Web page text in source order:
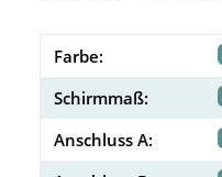
Farbe:
Schirmmaß:
Anschluss A: